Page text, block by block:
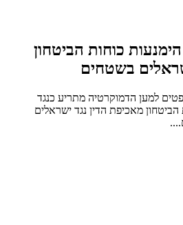
עמדה מס׳ 69: הימנעות כוחות הביטחון
בשטחים
למען הדמוקרטיה מתריע כנגד
מאכיפת הדין נגד ישראלים